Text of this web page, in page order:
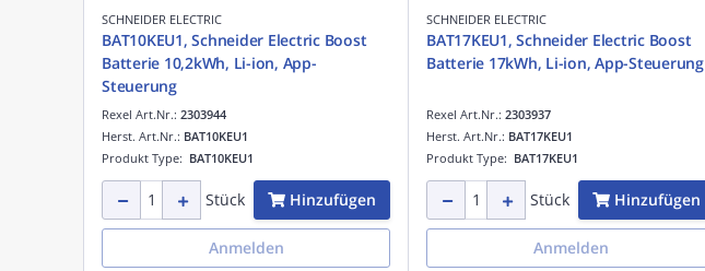
SCHNEIDER ELECTRIC
BAT10KEU1, Schneider Electric Boost
Batterie 10,2kWh, Li-ion, App-
Steuerung
Rexel Art.Nr.: 2303944
Produkt Type: BAT10KEU1
Herst. Art.Nr.: BAT10KEU1
Stück Hinzufügen
Anmelden
SCHNEIDER ELECTRIC
BAT17KEU1, Schneider Electric Boost
Batterie 17kWh, Li-ion, App-Steuerung
Rexel Art.Nr.: 2303937
Produkt Type: BAT17KEU1
Herst. Art.Nr.: BAT17KEU1
Stück Hinzufügen
Anmelden